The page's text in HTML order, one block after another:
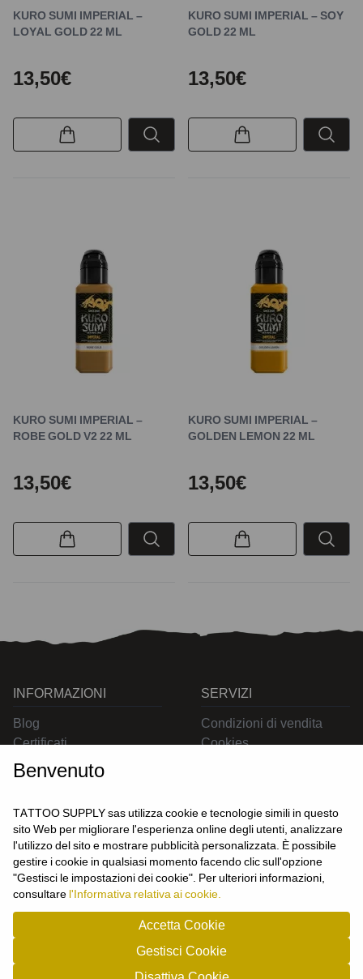
KURO SUMI IMPERIAL –
LOYAL GOLD 22 ML
13,50€
KURO SUMI IMPERIAL – SOY
GOLD 22 ML
13,50€
KURO SUMI IMPERIAL –
ROBE GOLD V2 22 ML
13,50€
KURO SUMI IMPERIAL –
GOLDEN LEMON 22 ML
13,50€
CONTATTACI
INFORMAZIONI
Blog
Certificati
Contatti
SERVIZI
Condizioni di vendita
Cookies
UTENTE
Login
Registrati
Benvenuto
TATTOO SUPPLY sas utilizza cookie e tecnologie simili in questo
sito Web per migliorare l'esperienza online degli utenti, analizzare
l'utilizzo del sito e mostrare pubblicità personalizzata. È possibile
gestire i cookie in qualsiasi momento facendo clic sull'opzione
"Gestisci le impostazioni dei cookie". Per ulteriori informazioni,
consultare l'Informativa relativa ai cookie.
Accetta Cookie
Gestisci Cookie